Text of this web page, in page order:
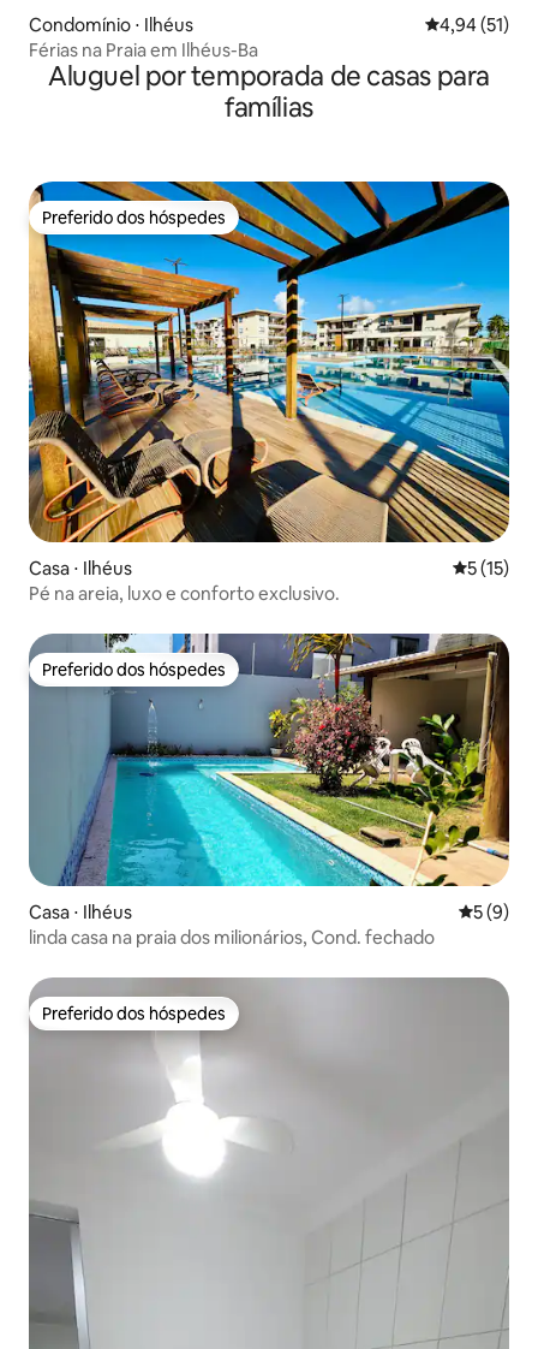
Condomínio ⋅ Ilhéus 4,94 de uma
4,94 (51)
Férias na Praia em Ilhéus-Ba
Aluguel por temporada de casas para
famílias
Preferido dos hóspedes
Preferido dos hóspedes
Casa ⋅ Ilhéus 5 de uma
5 (15)
Pé na areia, luxo e conforto exclusivo.
Preferido dos hóspedes
Preferido dos hóspedes
Casa ⋅ Ilhéus 5 de
5 (9)
linda casa na praia dos milionários, Cond. fechado
Preferido dos hóspedes
Preferido dos hóspedes